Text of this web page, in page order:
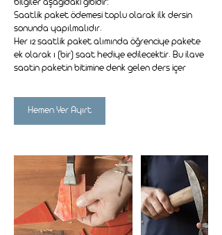
bilgiler aşagidaki gibidir:
Saatlik paket ödemesi toplu olarak ilk dersin
sonunda yapılmalıdır.
Her 12 saatlik paket alımında öğrenciye pakete
ek olarak 1 (bir) saat hediye edilecektir. Bu ilave
saatin paketin bitimine denk gelen ders içer
Hemen Yer Ayırt